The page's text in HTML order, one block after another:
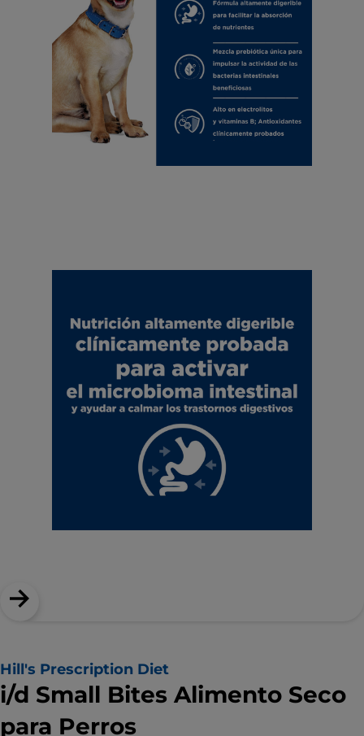
Hill's Prescription Diet
i/d Small Bites Alimento Seco
para Perros